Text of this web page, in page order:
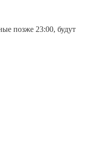
позже 23:00, будут